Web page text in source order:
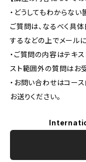
・どうしてもわからな
ご質問は、なるべく具
するなどの上でメールに
・ご質問の内容はテキ
スト範囲外の質問はお
・お問い合わせはコー
お送りください。